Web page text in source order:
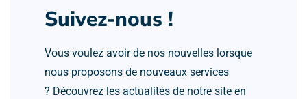
Suivez-nous !
Vous voulez avoir de nos nouvelles lorsque
nous proposons de nouveaux services
? Découvrez les actualités de notre site en